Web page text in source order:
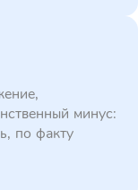
минус:
по факту